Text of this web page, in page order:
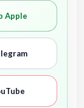
Apple